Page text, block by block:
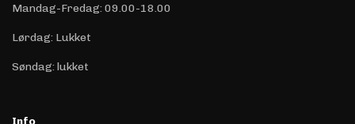
Mandag-Fredag: 09.00-18.00
Lørdag: Lukket
Søndag: lukket
Info